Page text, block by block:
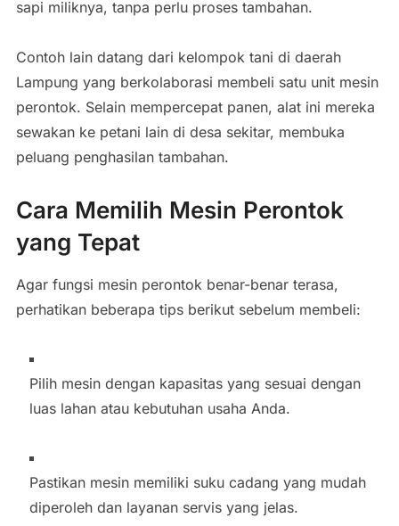
sapi miliknya, tanpa perlu proses tambahan.
Contoh lain datang dari kelompok tani di daerah
Lampung yang berkolaborasi membeli satu unit mesin
perontok. Selain mempercepat panen, alat ini mereka
sewakan ke petani lain di desa sekitar, membuka
peluang penghasilan tambahan.
Cara Memilih Mesin Perontok
yang Tepat
Agar fungsi mesin perontok benar-benar terasa,
perhatikan beberapa tips berikut sebelum membeli:
Pilih mesin dengan kapasitas yang sesuai dengan
luas lahan atau kebutuhan usaha Anda.
Pastikan mesin memiliki suku cadang yang mudah
diperoleh dan layanan servis yang jelas.